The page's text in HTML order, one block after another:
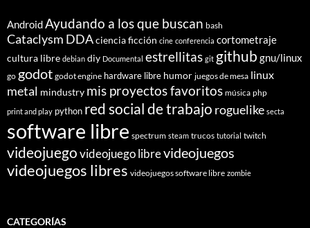
AndroidAyudando a los que buscan bash
Cataclysm DDAciencia ficción cine conferencia cortometraje
cultura libre debian diy Documental estrellitas git github gnu/linux
go godot godot engine hardware libre humor juegos de mesa linux
metal mindustry mis proyectos favoritos música php
print and play python red social de trabajo roguelike secta
software libre spectrum steam trucos tutorial twitch
videojuegovideojuego librevideojuegos
videojuegos libres videojuegos software libre zombie
CATEGORÍAS